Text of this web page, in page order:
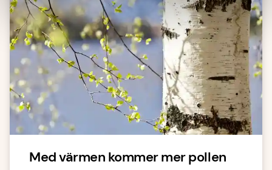
Med värmen kommer mer pollen